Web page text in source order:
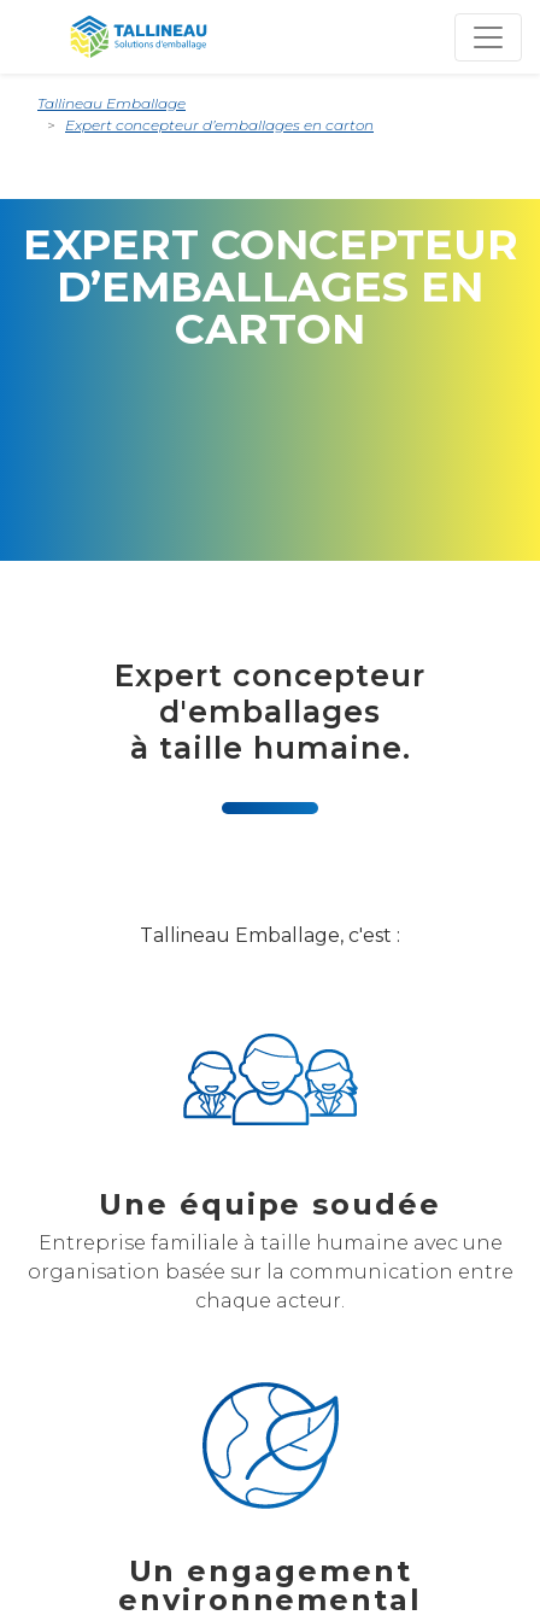
Tallineau Emballage
Expert concepteur d’emballages en carton
EXPERT CONCEPTEUR
D’EMBALLAGES EN
CARTON
Expert concepteur
d'emballages
à taille humaine.
Tallineau Emballage, c'est :
Une équipe soudée
Entreprise familiale à taille humaine avec une
organisation basée sur la communication entre
chaque acteur.
Un engagement
environnemental